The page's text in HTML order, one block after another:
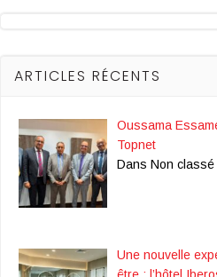
ARTICLES RÉCENTS
Oussama
Topnet
Dans Non classé
Une nouvelle
être : l’hôtel